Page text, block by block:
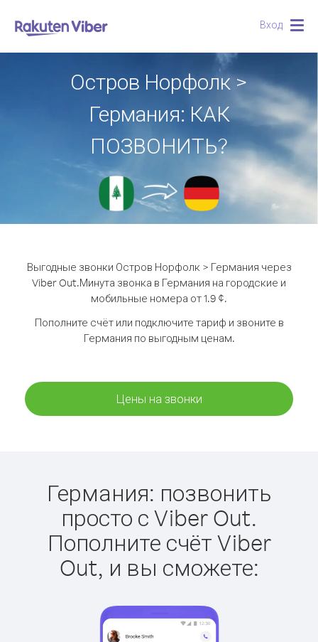
Вход
Остров Норфолк >
Германия: КАК
ПОЗВОНИТЬ?
Выгодные звонки Остров Норфолк > Германия через
Viber Out.Минута звонка в Германия на городские и
мобильные номера от 1.9 ¢.
Пополните счёт или подключите тариф и звоните в
Германия по выгодным ценам.
Цены на звонки
Германия: позвонить
просто с Viber Out.
Пополните счёт Viber
Out, и вы сможете: